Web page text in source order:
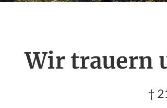
Wir trauern
†